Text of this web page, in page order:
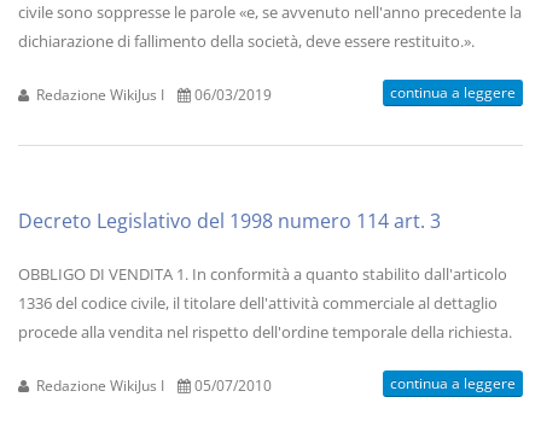
civile sono soppresse le parole «e, se avvenuto nell'anno precedente la
dichiarazione di fallimento della società, deve essere restituito.».
Redazione WikiJus I 06/03/2019 continua a leggere
Decreto Legislativo del 1998 numero 114 art. 3
OBBLIGO DI VENDITA 1. In conformità a quanto stabilito dall'articolo
1336 del codice civile, il titolare dell'attività commerciale al dettaglio
procede alla vendita nel rispetto dell'ordine temporale della richiesta.
Redazione WikiJus I 05/07/2010 continua a leggere